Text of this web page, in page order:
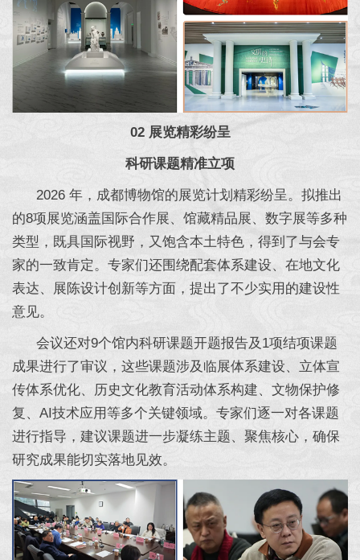
02 展览精彩纷呈
科研课题精准立项
2026 年，成都博物馆的展览计划精彩纷呈。拟推出
的8项展览涵盖国际合作展、馆藏精品展、数字展等多种
类型，既具国际视野，又饱含本土特色，得到了与会专
家的一致肯定。专家们还围绕配套体系建设、在地文化
表达、展陈设计创新等方面，提出了不少实用的建设性
意见。
会议还对9个馆内科研课题开题报告及1项结项课题
成果进行了审议，这些课题涉及临展体系建设、立体宣
传体系优化、历史文化教育活动体系构建、文物保护修
复、AI技术应用等多个关键领域。专家们逐一对各课题
进行指导，建议课题进一步凝练主题、聚焦核心，确保
研究成果能切实落地见效。